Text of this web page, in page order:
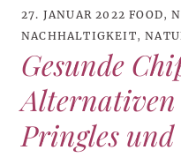
27. JANUAR 2022 FOOD,
NACHHALTIGKEIT,
Gesunde
Alternativen
Pringles und